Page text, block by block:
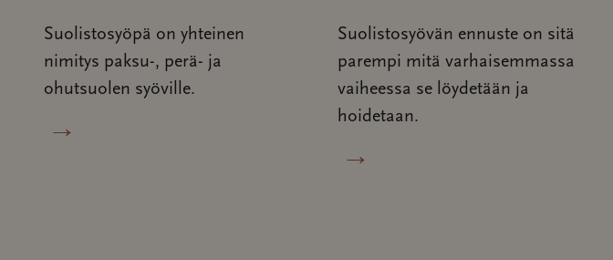
Suolistosyöpä on yhteinen
nimitys paksu-, perä- ja
ohutsuolen syöville.
→
Suolistosyövän ennuste on sitä
parempi mitä varhaisemmassa
vaiheessa se löydetään ja
hoidetaan.
→